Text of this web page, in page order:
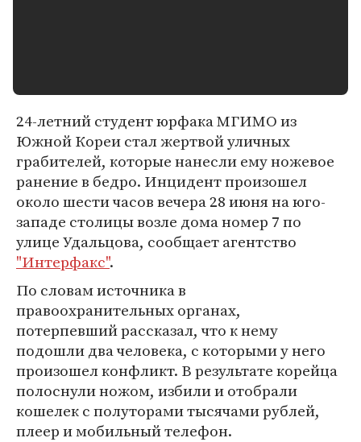
24-летний студент юрфака МГИМО из
Южной Кореи стал жертвой уличных
грабителей, которые нанесли ему ножевое
ранение в бедро. Инцидент произошел
около шести часов вечера 28 июня на юго-
западе столицы возле дома номер 7 по
улице Удальцова, сообщает агентство
"Интерфакс".
По словам источника в
правоохранительных органах,
потерпевший рассказал, что к нему
подошли два человека, с которыми у него
произошел конфликт. В результате корейца
полоснули ножом, избили и отобрали
кошелек с полуторами тысячами рублей,
плеер и мобильный телефон.